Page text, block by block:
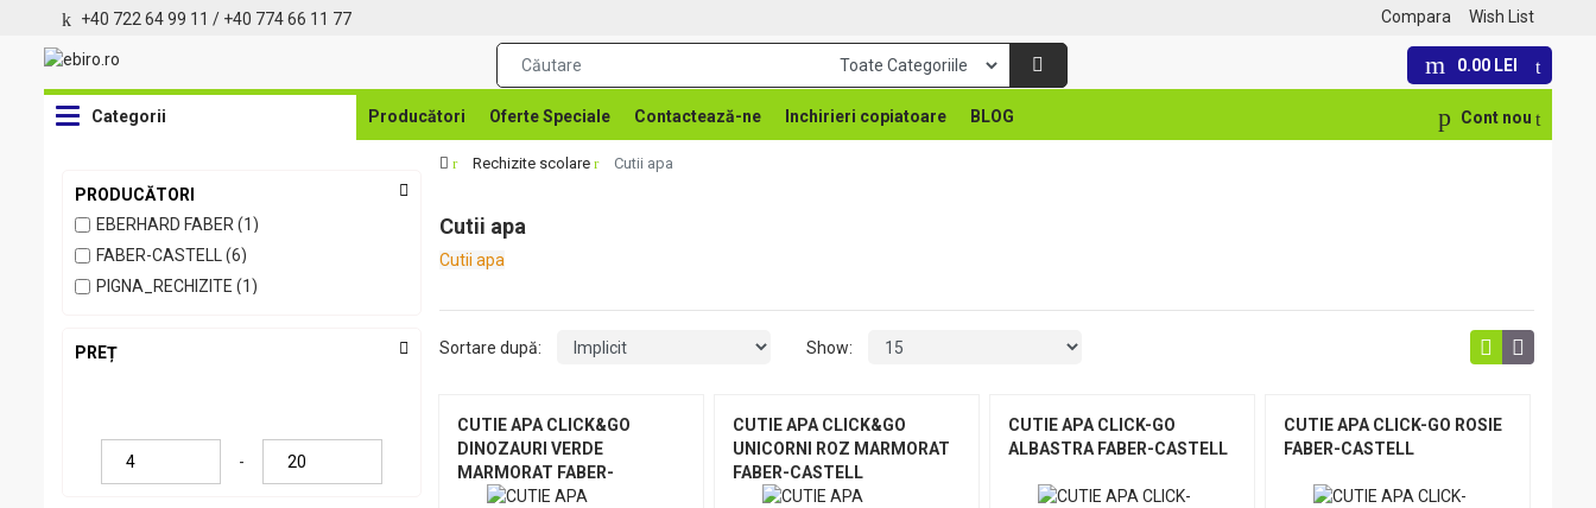
+40 722 64 99 11 / +40 774 66 11 77 Wish List
Compara
0.00 LEI
Categorii Producători Oferte Speciale Contactează-ne Inchirieri copiatoare BLOG Cont nou
PRODUCĂTORI
EBERHARD FABER (1)
FABER-CASTELL (6)
PIGNA_RECHIZITE (1)
PREȚ
-
Rechizite scolare Cutii apa
Cutii apa
Cutii apa
Sortare după: Show:
CUTIE APA CLICK&GO
DINOZAURI VERDE
MARMORAT FABER-
CASTELL
CUTIE APA CLICK&GO
UNICORNI ROZ MARMORAT
FABER-CASTELL
CUTIE APA CLICK-GO
ALBASTRA FABER-CASTELL
CUTIE APA CLICK-GO ROSIE
FABER-CASTELL